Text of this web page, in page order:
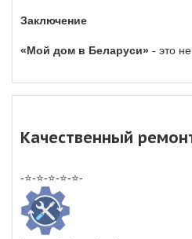
Заключение
«Мой дом в Беларуси» - это
Качественный
-⭐-⭐-⭐-⭐-⭐-